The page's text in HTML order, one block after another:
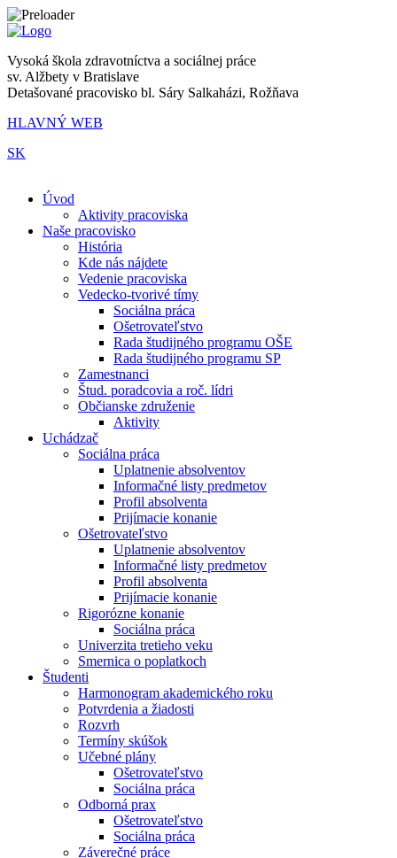
Vysoká škola zdravotníctva a sociálnej práce
sv. Alžbety v Bratislave
Detašované pracovisko bl. Sáry Salkaházi, Rožňava
HLAVNÝ WEB
SK
Úvod
Aktivity pracoviska
Naše pracovisko
História
Kde nás nájdete
Vedenie pracoviska
Vedecko-tvorivé tímy
Sociálna práca
Ošetrovateľstvo
Rada študijného programu OŠE
Rada študijného programu SP
Zamestnanci
Štud. poradcovia a roč. lídri
Občianske združenie
Aktivity
Uchádzač
Sociálna práca
Uplatnenie absolventov
Informačné listy predmetov
Profil absolventa
Prijímacie konanie
Ošetrovateľstvo
Uplatnenie absolventov
Informačné listy predmetov
Profil absolventa
Prijímacie konanie
Rigorózne konanie
Sociálna práca
Univerzita tretieho veku
Smernica o poplatkoch
Študenti
Harmonogram akademického roku
Potvrdenia a žiadosti
Rozvrh
Termíny skúšok
Učebné plány
Ošetrovateľstvo
Sociálna práca
Odborná prax
Ošetrovateľstvo
Sociálna práca
Záverečné práce